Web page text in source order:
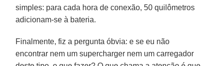
simples: para cada hora de conexão, 50 quilômetros
adicionam-se à bateria.
Finalmente, fiz a pergunta óbvia: e se eu não
encontrar nem um supercharger nem um carregador